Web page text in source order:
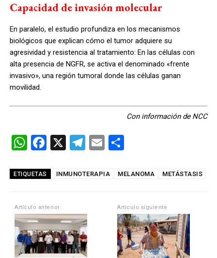
Capacidad de invasión molecular
En paralelo, el estudio profundiza en los mecanismos
biológicos que explican cómo el tumor adquiere su
agresividad y resistencia al tratamiento: En las células con
alta presencia de NGFR, se activa el denominado «frente
invasivo», una región tumoral donde las células ganan
movilidad.
Con información de NCC
W
at
A
p
p
F
ce
o
o
k
X
T
e
m
E
ail m
ar
tir
ETIQUETAS INMUNOTERAPIA MELANOMA METÁSTASIS
Artículo anterior Artículo siguiente